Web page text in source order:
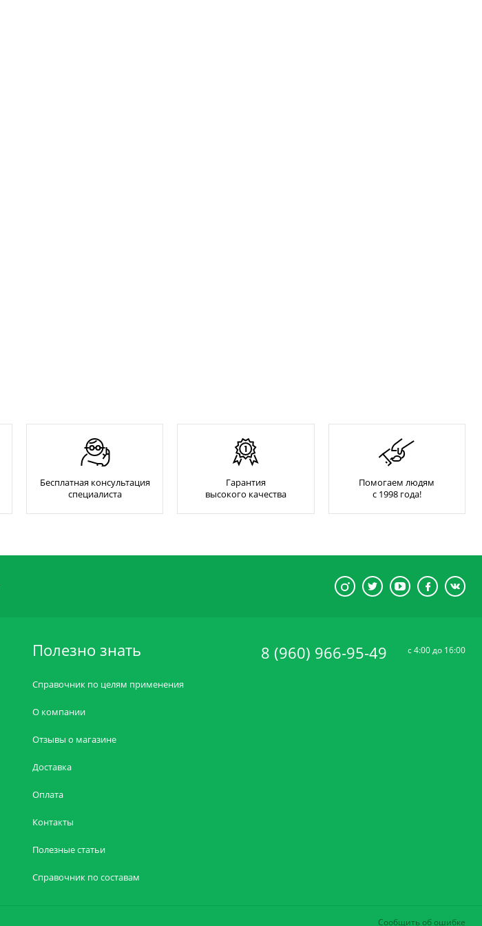
Бесплатная консультация
специалиста
Гарантия
высокого качества
Помогаем людям
с 1998 года!
Полезно знать
Справочник по целям применения
О компании
Отзывы о магазине
Доставка
Оплата
Контакты
Полезные статьи
Справочник по составам
8 (960) 966-95-49 c 4:00 до 16:00
Сообщить об ошибке